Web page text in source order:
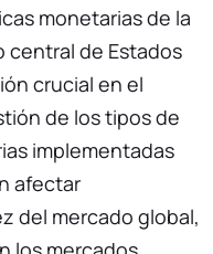
monetarias de la
central de Estados
crucial en el
de los tipos de
implementadas
afectar
del mercado global,